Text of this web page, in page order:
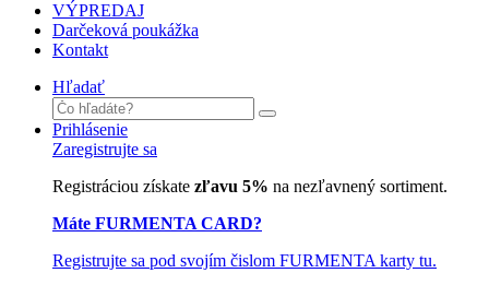
VÝPREDAJ
Darčeková poukážka
Kontakt
Hľadať
Prihlásenie
Zaregistrujte sa
Registráciou získate zľavu 5% na nezľavnený sortiment.
Máte FURMENTA CARD?
Registrujte sa pod svojím čislom FURMENTA karty tu.